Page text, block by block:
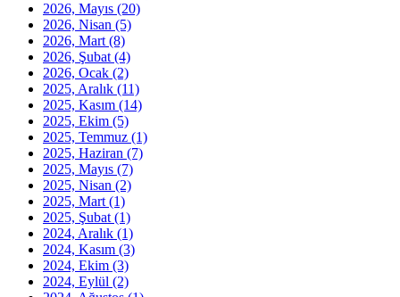
2026, Mayıs (20)
2026, Nisan (5)
2026, Mart (8)
2026, Şubat (4)
2026, Ocak (2)
2025, Aralık (11)
2025, Kasım (14)
2025, Ekim (5)
2025, Temmuz (1)
2025, Haziran (7)
2025, Mayıs (7)
2025, Nisan (2)
2025, Mart (1)
2025, Şubat (1)
2024, Aralık (1)
2024, Kasım (3)
2024, Ekim (3)
2024, Eylül (2)